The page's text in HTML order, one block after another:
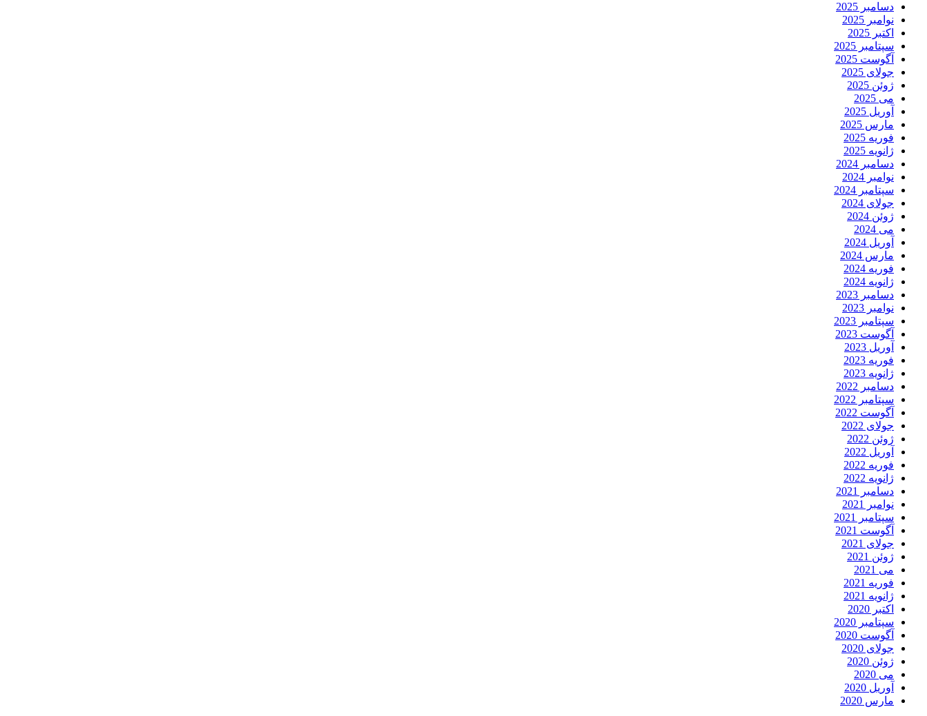
دسامبر 2025
نوامبر 2025
اکتبر 2025
سپتامبر 2025
آگوست 2025
جولای 2025
ژوئن 2025
می 2025
آوریل 2025
مارس 2025
فوریه 2025
ژانویه 2025
دسامبر 2024
نوامبر 2024
سپتامبر 2024
جولای 2024
ژوئن 2024
می 2024
آوریل 2024
مارس 2024
فوریه 2024
ژانویه 2024
دسامبر 2023
نوامبر 2023
سپتامبر 2023
آگوست 2023
آوریل 2023
فوریه 2023
ژانویه 2023
دسامبر 2022
سپتامبر 2022
آگوست 2022
جولای 2022
ژوئن 2022
آوریل 2022
فوریه 2022
ژانویه 2022
دسامبر 2021
نوامبر 2021
سپتامبر 2021
آگوست 2021
جولای 2021
ژوئن 2021
می 2021
فوریه 2021
ژانویه 2021
اکتبر 2020
سپتامبر 2020
آگوست 2020
جولای 2020
ژوئن 2020
می 2020
آوریل 2020
مارس 2020